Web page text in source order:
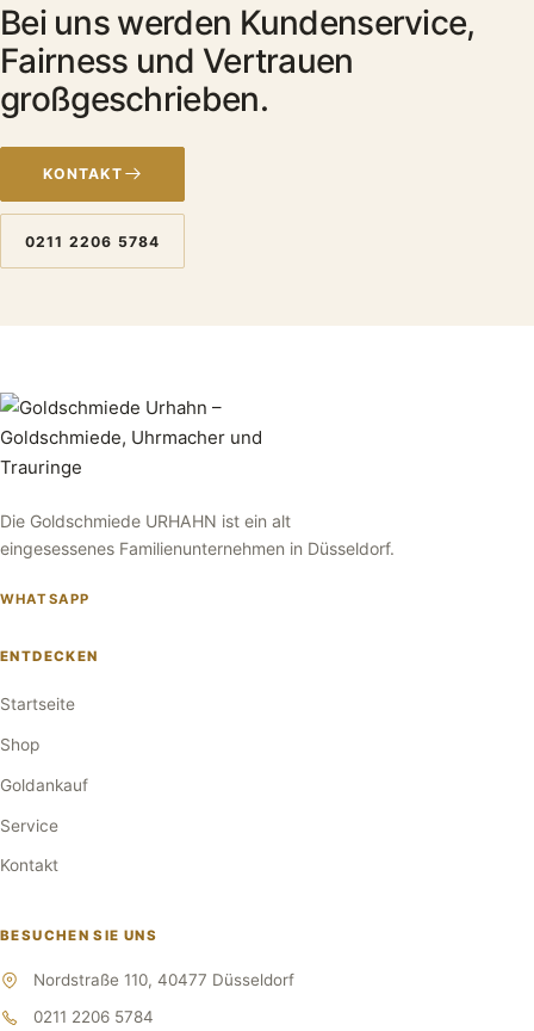
Bei uns werden Kundenservice,
Fairness und Vertrauen
großgeschrieben.
KONTAKT
0211 2206 5784
Die Goldschmiede URHAHN ist ein alt
eingesessenes Familienunternehmen in Düsseldorf.
WHATSAPP
ENTDECKEN
Startseite
Shop
Goldankauf
Service
Kontakt
BESUCHEN SIE UNS
Nordstraße 110, 40477 Düsseldorf
0211 2206 5784